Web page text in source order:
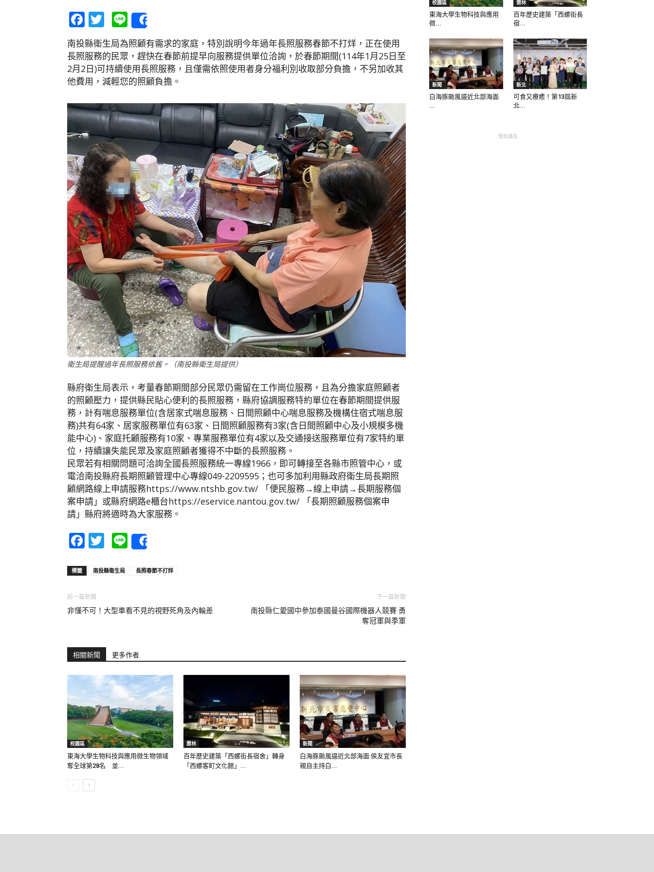
Facebook
Twitter
Line
南投縣衛生局為照顧有需求的家庭，特別說明今年過年長照服務春節不打烊，正在使用
長照服務的民眾，趕快在春節前提早向服務提供單位洽詢，於春節期間(114年1月25日至
2月2日)可持續使用長照服務，且僅需依照使用者身分福利別收取部分負擔，不另加收其
他費用，減輕您的照顧負擔。
衛生局提醒過年長照服務依舊。（南投縣衛生局提供）
縣府衛生局表示，考量春節期間部分民眾仍需留在工作崗位服務，且為分擔家庭照顧者
的照顧壓力，提供縣民貼心便利的長照服務，縣府協調服務特約單位在春節期間提供服
務，計有喘息服務單位(含居家式喘息服務、日間照顧中心喘息服務及機構住宿式喘息服
務)共有64家、居家服務單位有63家、日間照顧服務有3家(含日間照顧中心及小規模多機
能中心)、家庭托顧服務有10家、專業服務單位有4家以及交通接送服務單位有7家特約單
位，持續讓失能民眾及家庭照顧者獲得不中斷的長照服務。
民眾若有相關問題可洽詢全國長照服務統一專線1966，即可轉接至各縣市照管中心，或
電洽南投縣府長期照顧管理中心專線049-2209595；也可多加利用縣政府衛生局長期照
顧網路線上申請服務https://www.ntshb.gov.tw/ 「便民服務→線上申請→長期服務個
案申請」或縣府網路e櫃台https://eservice.nantou.gov.tw/ 「長期照顧服務個案申
請」縣府將適時為大家服務。
Facebook
Twitter
Line
標籤 南投縣衛生局 長照春節不打烊
前一篇新聞
非懂不可！大型車看不見的視野死角及內輪差
下一篇新聞
南投縣仁愛國中參加泰國曼谷國際機器人競賽 勇
奪冠軍與季軍
相關新聞 更多作者
校園區
東海大學生物科技與應用微生物領域
奪全球第28名 並...
雲林
百年歷史建築「西螺街長宿舍」轉身
「西螺客町文化館」...
新聞
白海豚颱風逼近北部海面 侯友宜市長
親自主持白...
校園區
東海大學生物科技與應用
微...
雲林
百年歷史建築「西螺街長
宿...
新聞
白海豚颱風逼近北部海面
...
新北
可食又療癒！第13屆新
北...
- 贊助廣告 -